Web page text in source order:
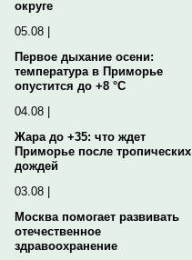
округе
05.08 |
Первое дыхание осени:
температура в Приморье
опустится до +8 °C
04.08 |
Жара до +35: что ждет
Приморье после тропических
дождей
03.08 |
Москва помогает развивать
отечественное
здравоохранение